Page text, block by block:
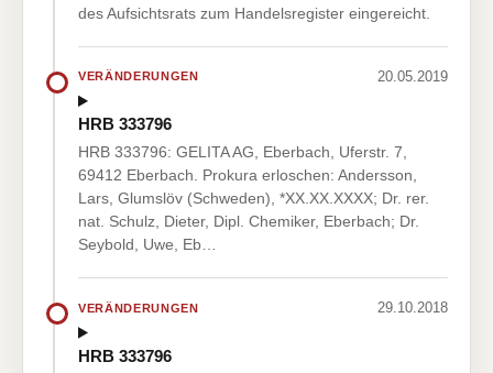
des Aufsichtsrats zum Handelsregister eingereicht.
VERÄNDERUNGEN 20.05.2019
HRB 333796
HRB 333796: GELITA AG, Eberbach, Uferstr. 7,
69412 Eberbach. Prokura erloschen: Andersson,
Lars, Glumslöv (Schweden), *XX.XX.XXXX; Dr. rer.
nat. Schulz, Dieter, Dipl. Chemiker, Eberbach; Dr.
Seybold, Uwe, Eb…
VERÄNDERUNGEN 29.10.2018
HRB 333796